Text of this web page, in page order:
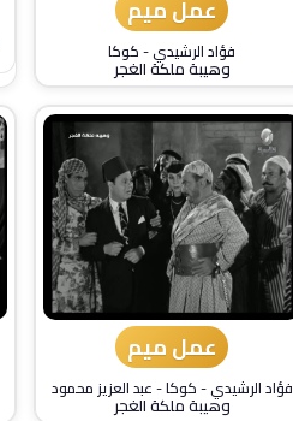
عمل ميم
فؤاد الرشيدي-كوكا
وهيبة ملكة الغجر
عمل ميم
فؤاد الرشيدي-كوكا-عبد العزيز محمود
وهيبة ملكة الغجر